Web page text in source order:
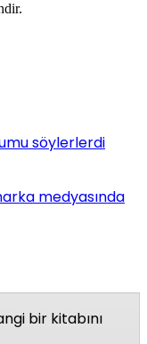
söylerlerdi
medyasında
bir kitabını